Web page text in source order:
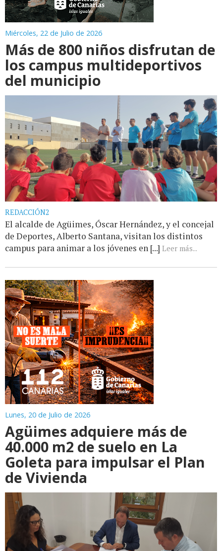
Miércoles, 22 de Julio de 2026
Más de 800 niños disfrutan de
los campus multideportivos
del municipio
REDACCIÓN2
El alcalde de Agüimes, Óscar Hernández, y el concejal
de Deportes, Alberto Santana, visitan los distintos
campus para animar a los jóvenes en [...] Leer más...
Lunes, 20 de Julio de 2026
Agüimes adquiere más de
40.000 m2 de suelo en La
Goleta para impulsar el Plan
de Vivienda